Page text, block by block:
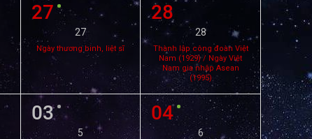
27
27
Ngày thương binh, liệt sĩ
28
28
Thành lập công đoàn Việt
Nam (1929) / Ngày Việt
Nam gia nhập Asean
(1995)
03
5
04
6